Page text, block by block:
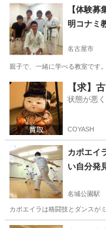
愛知 名古屋市 卓球
【体験
明コナミ
名古屋市
親子で、一緒に学べる教室です
愛知 名古屋市 空手/他
【求】
状態が悪
COYASH
カポエイ
い自分発
名城公園駅
カポエイラは格闘技とダンスが